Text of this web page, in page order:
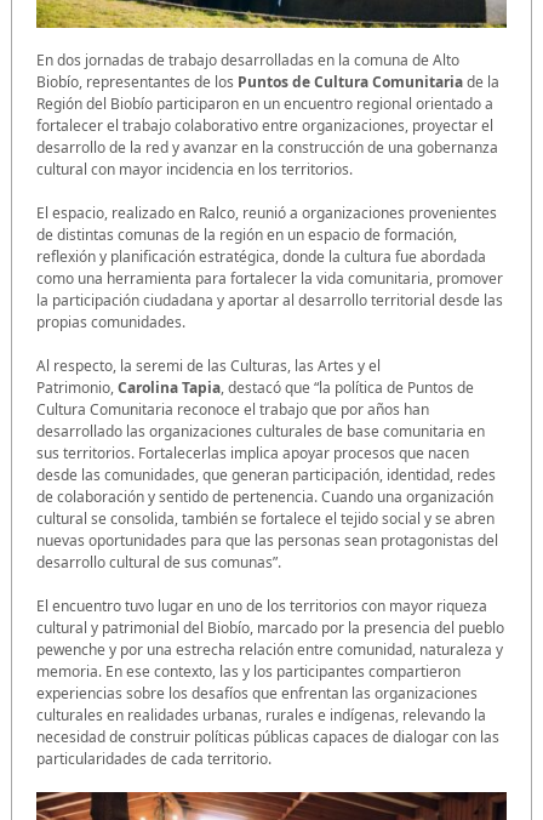
En dos jornadas de trabajo desarrolladas en la comuna de Alto
Biobío, representantes de los Puntos de Cultura Comunitariade la
Región del Biobío participaron en un encuentro regional orientado a
fortalecer el trabajo colaborativo entre organizaciones, proyectar el
desarrollo de la red y avanzar en la construcción de una gobernanza
cultural con mayor incidencia en los territorios.
El espacio, realizado en Ralco, reunió a organizaciones provenientes
de distintas comunas de la región en un espacio de formación,
reflexión y planificación estratégica, donde la cultura fue abordada
como una herramienta para fortalecer la vida comunitaria, promover
la participación ciudadana y aportar al desarrollo territorial desde las
propias comunidades.
Al respecto, la seremi de las Culturas, las Artes y el
Patrimonio,Carolina Tapia, destacó que “la política de Puntos de
Cultura Comunitaria reconoce el trabajo que por años han
desarrollado las organizaciones culturales de base comunitaria en
sus territorios. Fortalecerlas implica apoyar procesos que nacen
desde las comunidades, que generan participación, identidad, redes
de colaboración y sentido de pertenencia. Cuando una organización
cultural se consolida, también se fortalece el tejido social y se abren
nuevas oportunidades para que las personas sean protagonistas del
desarrollo cultural de sus comunas”.
El encuentro tuvo lugar en uno de los territorios con mayor riqueza
cultural y patrimonial del Biobío, marcado por la presencia del pueblo
pewenche y por una estrecha relación entre comunidad, naturaleza y
memoria. En ese contexto, las y los participantes compartieron
experiencias sobre los desafíos que enfrentan las organizaciones
culturales en realidades urbanas, rurales e indígenas, relevando la
necesidad de construir políticas públicas capaces de dialogar con las
particularidades de cada territorio.